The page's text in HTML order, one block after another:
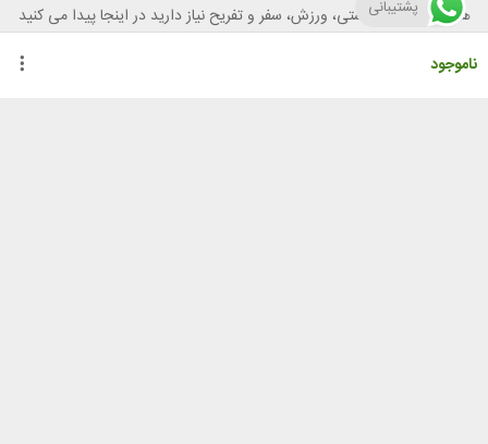
ناموجود
هر آنچه برای تندرستی، ورزش، سفر و تفریح نیاز دارید در اینجا پیدا می کنید
پشتیبانی